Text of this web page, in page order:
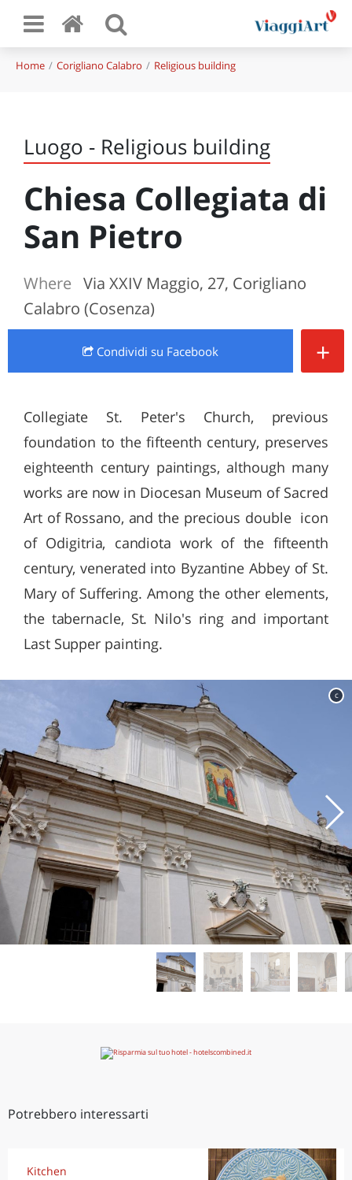
Home Corigliano Calabro Religious building
Luogo - Religious building
Chiesa Collegiata di
San Pietro
Where Via XXIV Maggio, 27, Corigliano
Calabro (Cosenza)
Condividi su Facebook +
Collegiate St. Peter's Church, previous
foundation to the fifteenth century, preserves
eighteenth century paintings, although many
works are now in Diocesan Museum of Sacred
Art of Rossano, and the precious double icon
of Odigitria, candiota work of the fifteenth
century, venerated into Byzantine Abbey of St.
Mary of Suffering. Among the other elements,
the tabernacle, St. Nilo's ring and important
Last Supper painting.
c
Potrebbero interessarti
Kitchen